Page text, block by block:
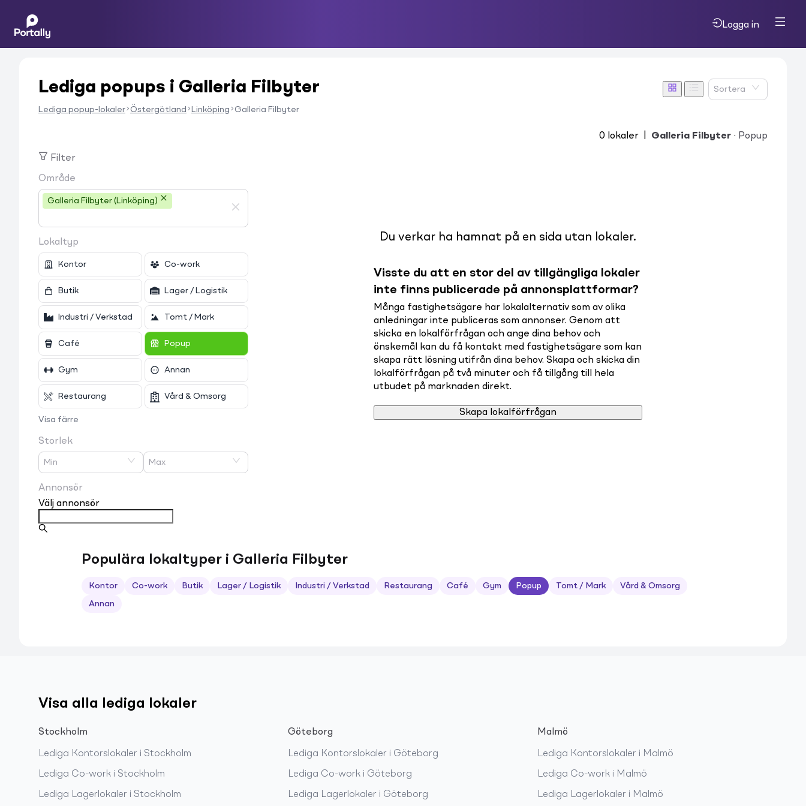
Logga in
Lediga popups i Galleria Filbyter
Lediga popup-lokaler Östergötland Linköping Galleria Filbyter
Sortera
0 lokaler Galleria Filbyter · Popup
Filter
Område
Galleria Filbyter (Linköping)
Lokaltyp
Kontor Co-work
Butik Lager / Logistik
Industri / Verkstad Tomt / Mark
Café Popup
Gym Annan
Restaurang Vård & Omsorg
Visa färre
Storlek
Min Max
Annonsör
Välj annonsör
Du verkar ha hamnat på en sida utan lokaler.
Visste du att en stor del av tillgängliga lokaler
inte finns publicerade på annonsplattformar?
Många fastighetsägare har lokalalternativ som av olika
anledningar inte publiceras som annonser. Genom att
skicka en lokalförfrågan och ange dina behov och
önskemål kan du få kontakt med fastighetsägare som kan
skapa rätt lösning utifrån dina behov. Skapa och skicka din
lokalförfrågan på två minuter och få tillgång till hela
utbudet på marknaden direkt.
Skapa lokalförfrågan
Populära lokaltyper i Galleria Filbyter
Kontor Co-work Butik Lager / Logistik Industri / Verkstad Restaurang Café Gym Popup Tomt / Mark Vård & Omsorg
Annan
Visa alla lediga lokaler
Stockholm
Lediga Kontorslokaler i Stockholm
Lediga Co-work i Stockholm
Lediga Lagerlokaler i Stockholm
Göteborg
Lediga Kontorslokaler i Göteborg
Lediga Co-work i Göteborg
Lediga Lagerlokaler i Göteborg
Malmö
Lediga Kontorslokaler i Malmö
Lediga Co-work i Malmö
Lediga Lagerlokaler i Malmö